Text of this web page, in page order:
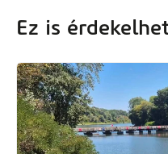
Ez is